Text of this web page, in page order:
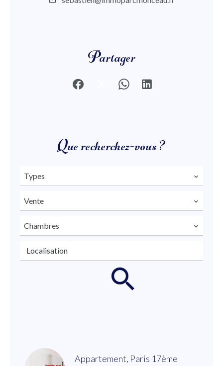
Partager
Que recherchez-vous ?
Types
Vente
Chambres
Localisation
Appartement, Paris 17ème